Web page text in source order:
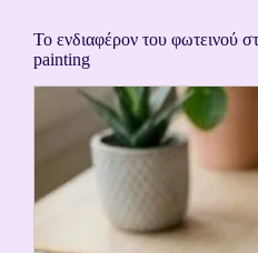
Το ενδιαφέρον του φωτεινού
painting